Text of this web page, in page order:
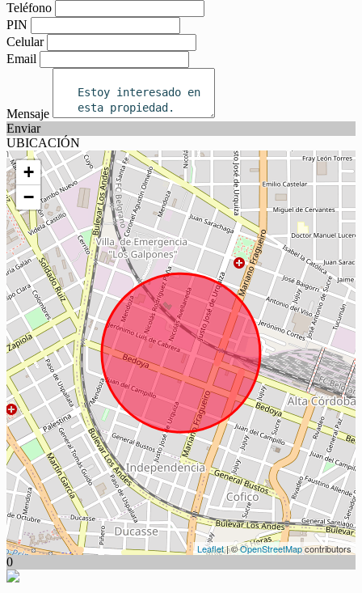
Teléfono
PIN
Celular
Email
Mensaje
Enviar
UBICACIÓN
+
−
Leaflet| ©OpenStreetMapcontributors
0